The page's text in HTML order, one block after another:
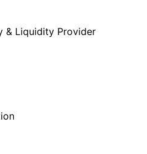
& Liquidity Provider